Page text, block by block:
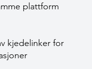
plattform
kjedelinker for